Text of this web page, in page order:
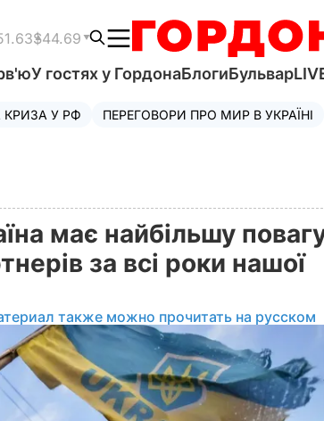
$44.69
У гостях у ГордонаБлогиБульвар
У РФ ПЕРЕГОВОРИ ПРО МИР В УКРАЇНІ
має найбільшу
за всі роки нашої
также можно прочитать на русском